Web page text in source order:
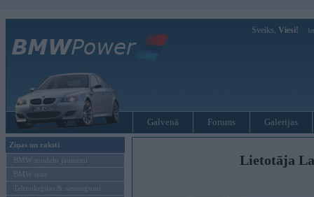
Sveiks, Viesi!
Galvenā Forums Galerijas
Ziņas un raksti
BMW modeļu jaunumi
BMW testi
Tehnoloģijas & sasniegumi
Lietotāja